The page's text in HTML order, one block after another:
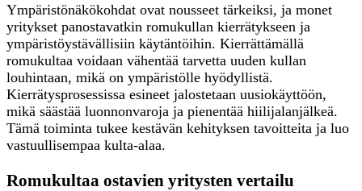
Ympäristönäkökohdat ovat nousseet tärkeiksi, ja monet
yritykset panostavatkin romukullan kierrätykseen ja
ympäristöystävällisiin käytäntöihin. Kierrättämällä
romukultaa voidaan vähentää tarvetta uuden kullan
louhintaan, mikä on ympäristölle hyödyllistä.
Kierrätysprosessissa esineet jalostetaan uusiokäyttöön,
mikä säästää luonnonvaroja ja pienentää hiilijalanjälkeä.
Tämä toiminta tukee kestävän kehityksen tavoitteita ja luo
vastuullisempaa kulta-alaa.
Romukultaa ostavien yritysten vertailu